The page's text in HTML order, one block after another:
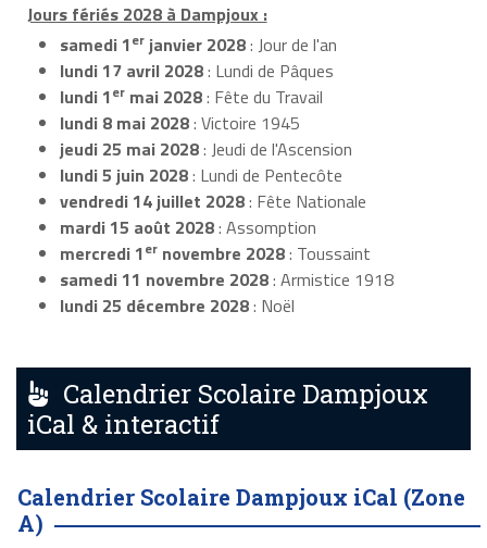
Jours fériés 2028 à Dampjoux :
samedi 1er janvier 2028: Jour de l'an
lundi 17 avril 2028: Lundi de Pâques
lundi 1er mai 2028: Fête du Travail
lundi 8 mai 2028: Victoire 1945
jeudi 25 mai 2028: Jeudi de l'Ascension
lundi 5 juin 2028: Lundi de Pentecôte
vendredi 14 juillet 2028: Fête Nationale
mardi 15 août 2028: Assomption
mercredi 1er novembre 2028: Toussaint
samedi 11 novembre 2028: Armistice 1918
lundi 25 décembre 2028: Noël
Calendrier Scolaire Dampjoux
iCal & interactif
Calendrier Scolaire Dampjoux iCal (Zone
A)